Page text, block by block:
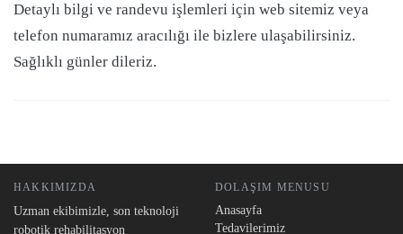
Detaylı bilgi ve randevu işlemleri için web sitemiz veya
telefon numaramız aracılığı ile bizlere ulaşabilirsiniz.
Sağlıklı günler dileriz.
HAKKIMIZDA
Uzman ekibimizle, son teknoloji
robotik rehabilitasyon
DOLAŞIM MENUSU
Anasayfa
Tedavilerimiz